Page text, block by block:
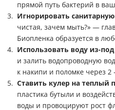
прямой путь бактерий в ваш
Игнорировать
чистая, зачем мыть?» —
Биопленка образуется в
Использовать воду из-
и залить водопроводную
к накипи и поломке через 2
Ставить кулер на теплый
пластика бутыли и
воды и провоцируют рост